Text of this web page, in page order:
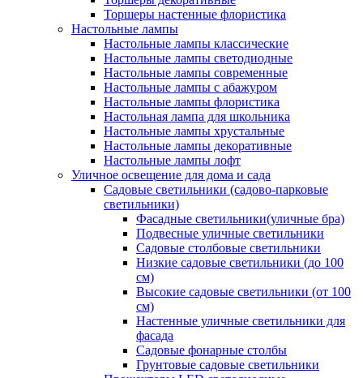
Торшеры настенные флористика
Настольные лампы
Настольные лампы классические
Настольные лампы светодиодные
Настольные лампы современные
Настольные лампы с абажуром
Настольные лампы флористика
Настольная лампа для школьника
Настольные лампы хрустальные
Настольные лампы декоративные
Настольные лампы лофт
Уличное освещение для дома и сада
Садовые светильники (садово-парковые
светильники)
Фасадные светильники(уличные бра)
Подвесные уличные светильники
Садовые столбовые светильники
Низкие садовые светильники (до 100
см)
Высокие садовые светильники (от 100
см)
Настенные уличные светильники для
фасада
Садовые фонарные столбы
Грунтовые садовые светильники